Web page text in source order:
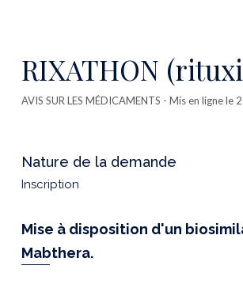
RIXATHON
AVIS SUR LES MÉDICAMENTS - Mis en ligne le
Nature de la demande
Inscription
Mise à disposition d'un
Mabthera.